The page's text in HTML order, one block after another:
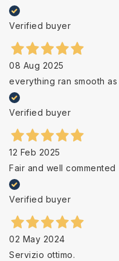
Verified buyer
08 Aug 2025
everything ran smooth
Verified buyer
12 Feb 2025
Fair and well commented
Verified buyer
02 May 2024
Servizio ottimo.